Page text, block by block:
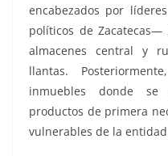
encabezados por
políticos de
almacenes central y
llantas.
inmuebles donde se
productos de primera
vulnerables de la